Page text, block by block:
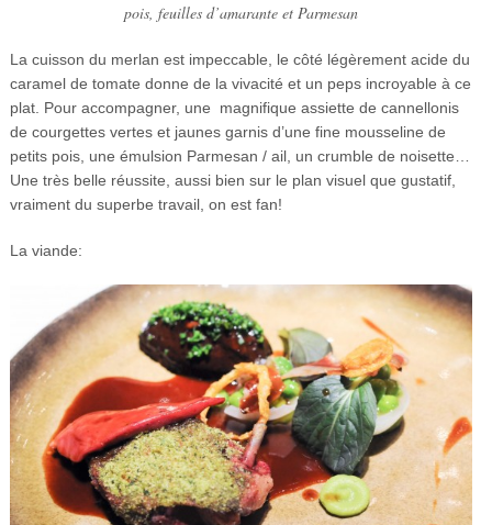
pois, feuilles d’amarante et Parmesan
La cuisson du merlan est impeccable, le côté légèrement acide du
caramel de tomate donne de la vivacité et un peps incroyable à ce
plat. Pour accompagner, une magnifique assiette de cannellonis
de courgettes vertes et jaunes garnis d’une fine mousseline de
petits pois, une émulsion Parmesan / ail, un crumble de noisette…
Une très belle réussite, aussi bien sur le plan visuel que gustatif,
vraiment du superbe travail, on est fan!
La viande: